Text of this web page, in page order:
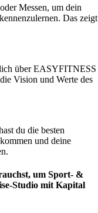
Messen, um dein
Das zeigt
über EASYFITNESS
Vision und Werte des
du die besten
und deine
um Sport- &
Studio mit Kapital